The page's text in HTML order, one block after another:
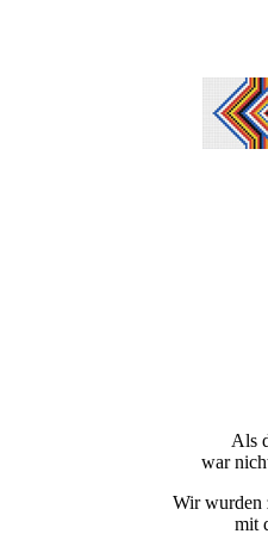
Als
war
Wir wurden
mit